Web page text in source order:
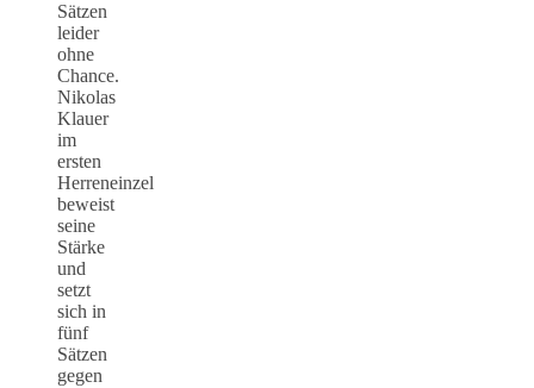
Sätzen
leider
ohne
Chance.
Nikolas
Klauer
im
ersten
Herreneinzel
beweist
seine
Stärke
und
setzt
sich in
fünf
Sätzen
gegen